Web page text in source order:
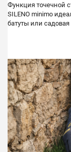
Функция точечной
SILENO minimo
батуты или